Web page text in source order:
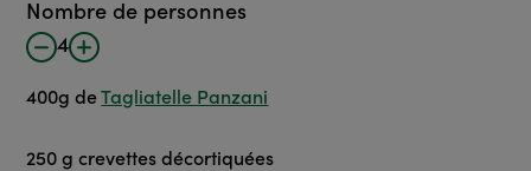
Nombre de personnes
4
400gdeTagliatelle Panzani
250 g crevettes décortiquées